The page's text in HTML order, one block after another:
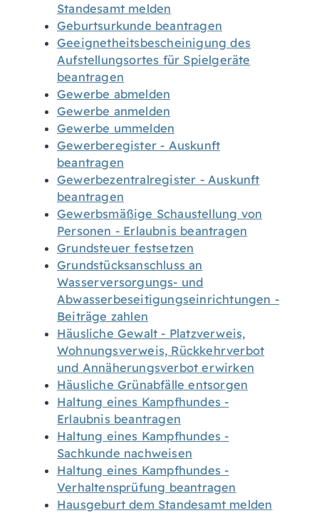
Standesamt melden
Geburtsurkunde beantragen
Geeignetheitsbescheinigung des
Aufstellungsortes für Spielgeräte
beantragen
Gewerbe abmelden
Gewerbe anmelden
Gewerbe ummelden
Gewerberegister - Auskunft
beantragen
Gewerbezentralregister - Auskunft
beantragen
Gewerbsmäßige Schaustellung von
Personen - Erlaubnis beantragen
Grundsteuer festsetzen
Grundstücksanschluss an
Wasserversorgungs- und
Abwasserbeseitigungseinrichtungen -
Beiträge zahlen
Häusliche Gewalt - Platzverweis,
Wohnungsverweis, Rückkehrverbot
und Annäherungsverbot erwirken
Häusliche Grünabfälle entsorgen
Haltung eines Kampfhundes -
Erlaubnis beantragen
Haltung eines Kampfhundes -
Sachkunde nachweisen
Haltung eines Kampfhundes -
Verhaltensprüfung beantragen
Hausgeburt dem Standesamt melden